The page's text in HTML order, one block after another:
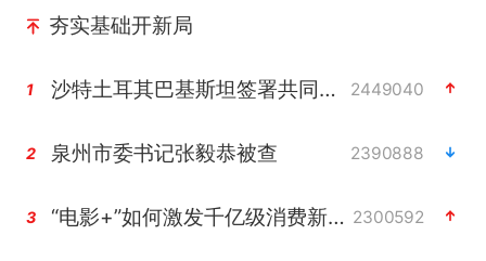
夯实基础开新局
1 沙特土耳其巴基斯坦签署共同防务协议 2449040
2 泉州市委书记张毅恭被查 2390888
3 “电影+”如何激发千亿级消费新活力？ 2300592